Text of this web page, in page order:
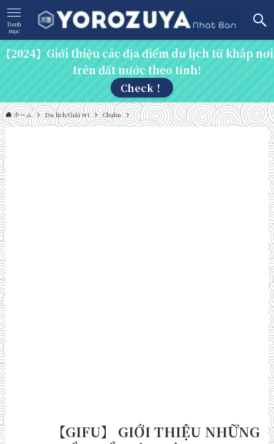
Danh
mục
【2024】Giới thiệu các địa điểm du lịch từ khắp nơi
trên đất nước theo tỉnh!
Check！
ホーム Du lịch/Giải trí Chubu
【GIFU】 GIỚI THIỆU NHỮNG